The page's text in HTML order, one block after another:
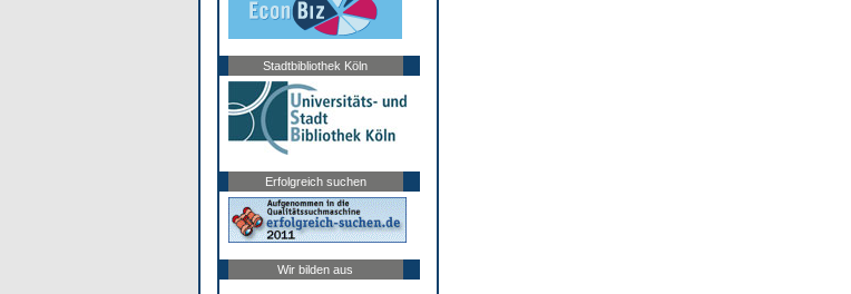
Stadtbibliothek Köln
Erfolgreich suchen
Wir bilden aus